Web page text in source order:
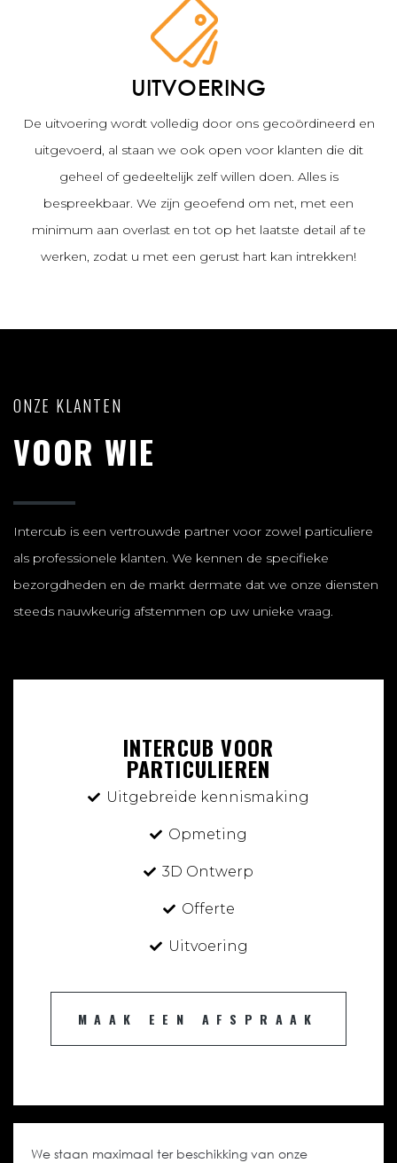
UITVOERING
De uitvoering wordt volledig door ons gecoördineerd en
uitgevoerd, al staan we ook open voor klanten die dit
geheel of gedeeltelijk zelf willen doen. Alles is
bespreekbaar. We zijn geoefend om net, met een
minimum aan overlast en tot op het laatste detail af te
werken, zodat u met een gerust hart kan intrekken!
ONZE KLANTEN
VOOR WIE
Intercub is een vertrouwde partner voor zowel particuliere
als professionele klanten. We kennen de specifieke
bezorgdheden en de markt dermate dat we onze diensten
steeds nauwkeurig afstemmen op uw unieke vraag.
INTERCUB VOOR
PARTICULIEREN
Uitgebreide kennismaking
Opmeting
3D Ontwerp
Offerte
Uitvoering
MAAK EEN AFSPRAAK
We staan maximaal ter beschikking van onze